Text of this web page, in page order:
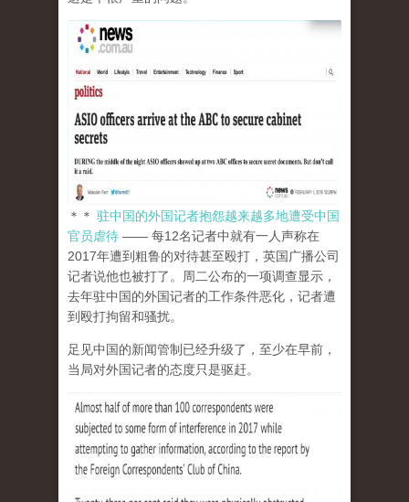
＊＊ 驻中国的外国记者抱怨越来越多地遭受中国
官员虐待 —— 每12名记者中就有一人声称在
2017年遭到粗鲁的对待甚至殴打，英国广播公司
记者说他也被打了。周二公布的一项调查显示，
去年驻中国的外国记者的工作条件恶化，记者遭
到殴打拘留和骚扰。
足见中国的新闻管制已经升级了，至少在早前，
当局对外国记者的态度只是驱赶。